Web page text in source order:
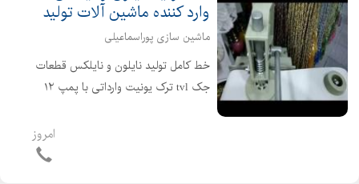
وارد کننده ماشین آلات تولید
ماشین سازی پوراسماعیلی
خط کامل تولید نایلون و نایلکس قطعات
جک tvl ترک یونیت وارداتی با پمپ ۱۲
اتصالات اروپایی. 2 ماه پیش. کالای فنی
امروز